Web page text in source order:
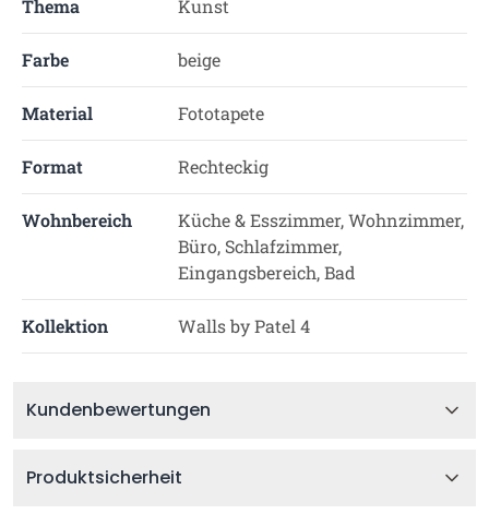
Thema Kunst
Farbe beige
Material Fototapete
Format Rechteckig
Wohnbereich
Küche & Esszimmer, Wohnzimmer,
Büro, Schlafzimmer,
Eingangsbereich, Bad
Kollektion Walls by Patel 4
Kundenbewertungen
Produktsicherheit